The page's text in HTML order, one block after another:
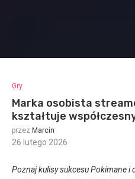
Gry
Marka osobista
kształtuje
przez Marcin
26 lutego 2026
Poznaj kulisy sukcesu Pokimane i